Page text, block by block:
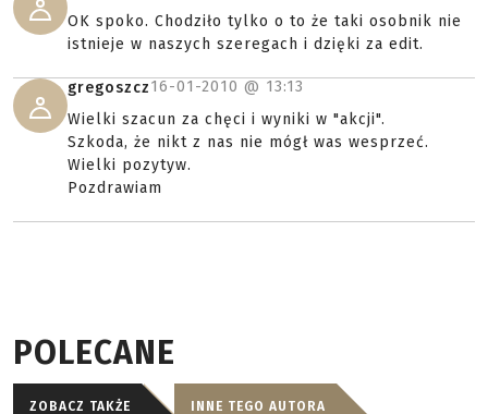
OK spoko. Chodziło tylko o to że taki osobnik nie
istnieje w naszych szeregach i dzięki za edit.
gregoszcz16-01-2010 @ 13:13
Wielki szacun za chęci i wyniki w "akcji".
Szkoda, że nikt z nas nie mógł was wesprzeć.
Wielki pozytyw.
Pozdrawiam
POLECANE
ZOBACZ TAKŻE INNE TEGO AUTORA